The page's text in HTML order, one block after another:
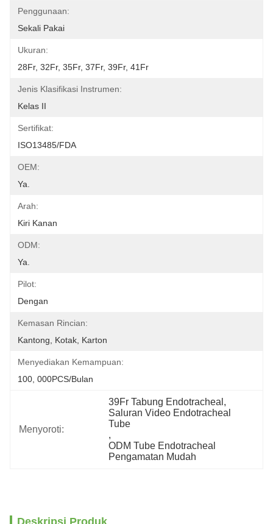
Penggunaan:
Sekali Pakai
Ukuran:
28Fr, 32Fr, 35Fr, 37Fr, 39Fr, 41Fr
Jenis Klasifikasi Instrumen:
Kelas II
Sertifikat:
ISO13485/FDA
OEM:
Ya.
Arah:
Kiri Kanan
ODM:
Ya.
Pilot:
Dengan
Kemasan Rincian:
Kantong, Kotak, Karton
Menyediakan Kemampuan:
100, 000PCS/Bulan
Menyoroti:
39Fr Tabung Endotracheal ,
Saluran Video Endotracheal
Tube
,
ODM Tube Endotracheal
Pengamatan Mudah
Deskripsi Produk